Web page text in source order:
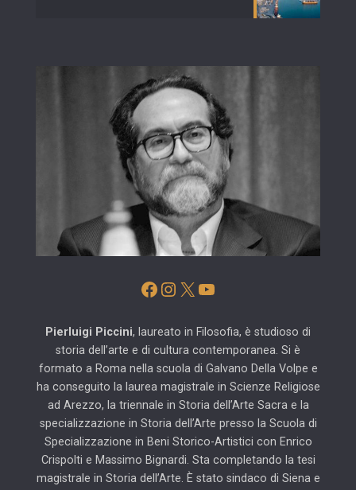
Facebook
Instagram
X YouTube
Pierluigi Piccini, laureato in Filosofia, è studioso di
storia dell’arte e di cultura contemporanea. Si è
formato a Roma nella scuola di Galvano Della Volpe e
ha conseguito la laurea magistrale in Scienze Religiose
ad Arezzo, la triennale in Storia dell’Arte Sacra e la
specializzazione in Storia dell’Arte presso la Scuola di
Specializzazione in Beni Storico-Artistici con Enrico
Crispolti e Massimo Bignardi. Sta completando la tesi
magistrale in Storia dell’Arte. È stato sindaco di Siena e